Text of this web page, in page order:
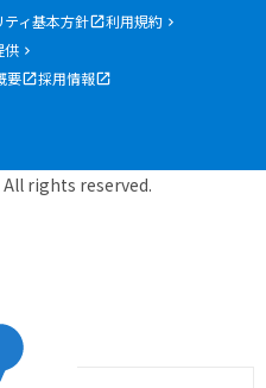
ティ基本方針
利用規約
供
要 採用情報
rights reserved.